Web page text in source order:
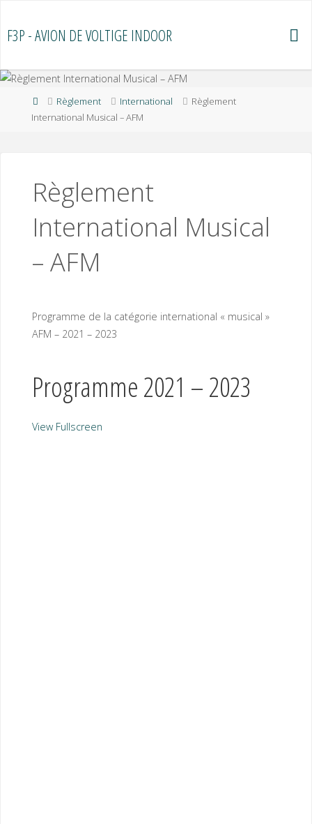
content
F3P - AVION DE VOLTIGE INDOOR
HomeRèglement International
Règlement
International Musical – AFM
Règlement
International Musical
– AFM
Programme de la catégorie international « musical »
AFM – 2021 – 2023
Programme 2021 – 2023
View Fullscreen